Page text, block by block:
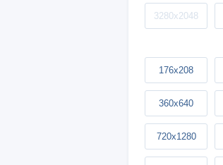
3280x2048
176x208
360x640
720x1280